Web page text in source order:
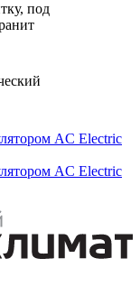
под
AC Electric
AC Electric